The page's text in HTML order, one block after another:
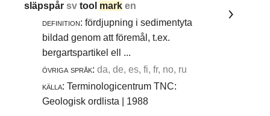
släpspårsvtool mark en
definition: fördjupning i sedimentyta
bildad genom att föremål, t.ex.
bergartspartikel ell ...
övriga språk: da, de, es, fi, fr, no, ru
källa: Terminologicentrum TNC:
Geologisk ordlista | 1988